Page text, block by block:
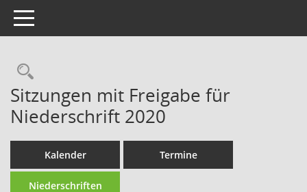
Toggle navigation
Rechercheauswahl
Sitzungen mit Freigabe für
Niederschrift 2020
Kalender Termine
Niederschriften